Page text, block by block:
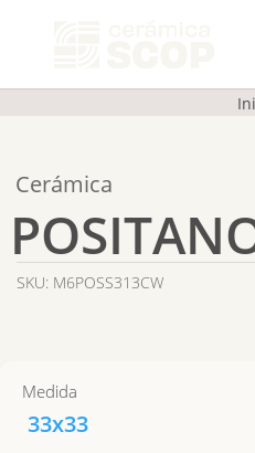
Cerámica
SKU: M6POSS313CW
Medida
33x33